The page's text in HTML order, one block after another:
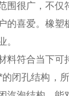
围很广，不
的喜爱。橡
。
料符合当下可
闭孔结构，